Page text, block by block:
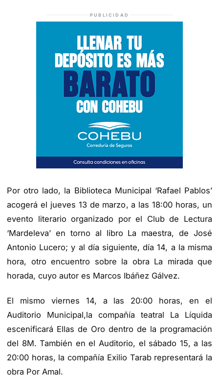
PUBLICIDAD
Por otro lado, la Biblioteca Municipal ‘Rafael Pablos’
acogerá el jueves 13 de marzo, a las 18:00 horas, un
evento literario organizado por el Club de Lectura
‘Mardeleva’ en torno al libro La maestra, de José
Antonio Lucero; y al día siguiente, día 14, a la misma
hora, otro encuentro sobre la obra La mirada que
horada, cuyo autor es Marcos Ibáñez Gálvez.
El mismo viernes 14, a las 20:00 horas, en el
Auditorio Municipal,la compañía teatral La Líquida
escenificará Ellas de Oro dentro de la programación
del 8M. También en el Auditorio, el sábado 15, a las
20:00 horas, la compañía Exilio Tarab representará la
obra Por Amal.